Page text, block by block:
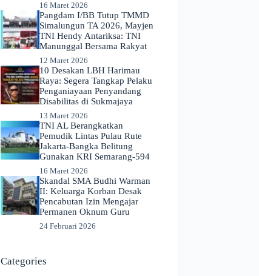
16 Maret 2026
Pangdam I/BB Tutup TMMD
Simalungun TA 2026, Mayjen
TNI Hendy Antariksa: TNI
Manunggal Bersama Rakyat
12 Maret 2026
​10 Desakan LBH Harimau
Raya: Segera Tangkap Pelaku
Penganiayaan Penyandang
Disabilitas di Sukmajaya
13 Maret 2026
TNI AL Berangkatkan
Pemudik Lintas Pulau Rute
Jakarta-Bangka Belitung
Gunakan KRI Semarang-594
16 Maret 2026
Skandal SMA Budhi Warman
II: Keluarga Korban Desak
Pencabutan Izin Mengajar
Permanen Oknum Guru
24 Februari 2026
Categories